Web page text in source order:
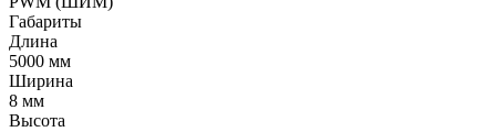
Габариты
Длина
5000 мм
Ширина
8 мм
Высота